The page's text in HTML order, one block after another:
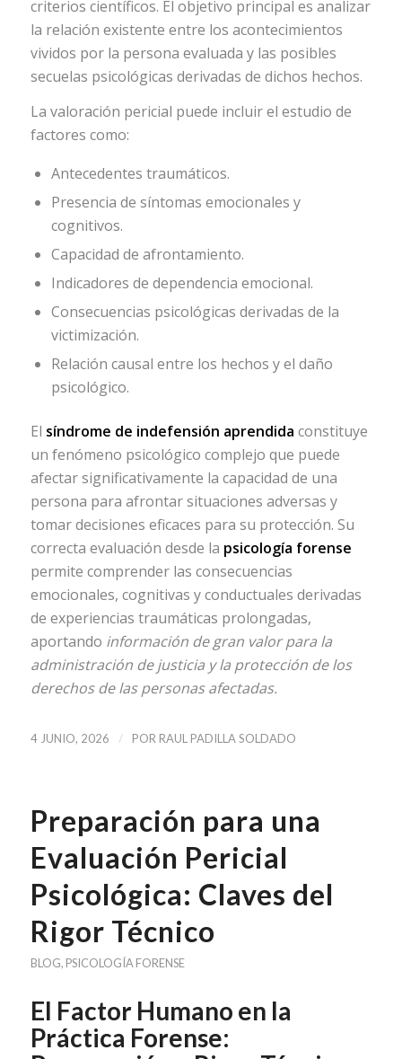
criterios científicos. El objetivo principal es analizar
la relación existente entre los acontecimientos
vividos por la persona evaluada y las posibles
secuelas psicológicas derivadas de dichos hechos.
La valoración pericial puede incluir el estudio de
factores como:
Antecedentes traumáticos.
Presencia de síntomas emocionales y
cognitivos.
Capacidad de afrontamiento.
Indicadores de dependencia emocional.
Consecuencias psicológicas derivadas de la
victimización.
Relación causal entre los hechos y el daño
psicológico.
El síndrome de indefensión aprendida constituye
un fenómeno psicológico complejo que puede
afectar significativamente la capacidad de una
persona para afrontar situaciones adversas y
tomar decisiones eficaces para su protección. Su
correcta evaluación desde la psicología forense
permite comprender las consecuencias
emocionales, cognitivas y conductuales derivadas
de experiencias traumáticas prolongadas,
aportando información de gran valor para la
administración de justicia y la protección de los
derechos de las personas afectadas.
4 JUNIO, 2026 / POR RAUL PADILLA SOLDADO
Preparación para una
Evaluación Pericial
Psicológica: Claves del
Rigor Técnico
BLOG, PSICOLOGÍA FORENSE
El Factor Humano en la
Práctica Forense: